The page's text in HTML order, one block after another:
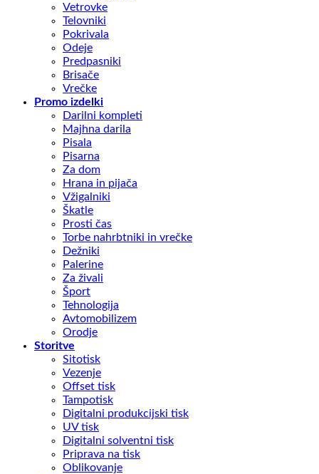
Vetrovke
Telovniki
Pokrivala
Odeje
Predpasniki
Brisače
Vrečke
Promo izdelki
Darilni kompleti
Majhna darila
Pisala
Pisarna
Za dom
Hrana in pijača
Vžigalniki
Škatle
Prosti čas
Torbe nahrbtniki in vrečke
Dežniki
Palerine
Za živali
Šport
Tehnologija
Avtomobilizem
Orodje
Storitve
Sitotisk
Vezenje
Offset tisk
Tampotisk
Digitalni produkcijski tisk
UV tisk
Digitalni solventni tisk
Priprava na tisk
Oblikovanje